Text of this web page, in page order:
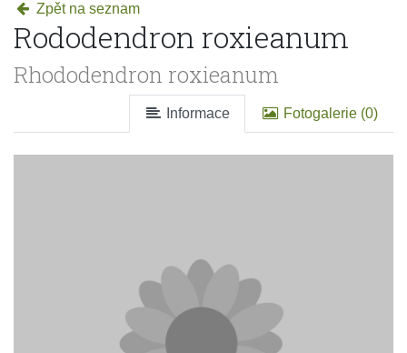
Zpět na seznam
Rododendron roxieanum
Rhododendron roxieanum
Informace Fotogalerie (0)